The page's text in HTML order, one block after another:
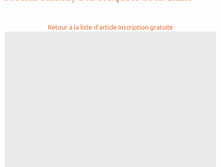
Retour à la liste d'article Inscription gratuite